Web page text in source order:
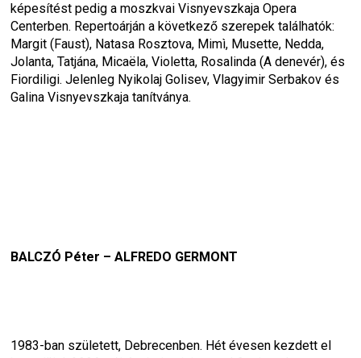
képesítést pedig a moszkvai Visnyevszkaja Opera
Centerben. Repertoárján a következő szerepek találhatók:
Margit (Faust), Natasa Rosztova, Mimì, Musette, Nedda,
Jolanta, Tatjána, Micaëla, Violetta, Rosalinda (A denevér), és
Fiordiligi. Jelenleg Nyikolaj Golisev, Vlagyimir Serbakov és
Galina Visnyevszkaja tanítványa.
BALCZÓ Péter – ALFREDO GERMONT
1983-ban született, Debrecenben. Hét évesen kezdett el